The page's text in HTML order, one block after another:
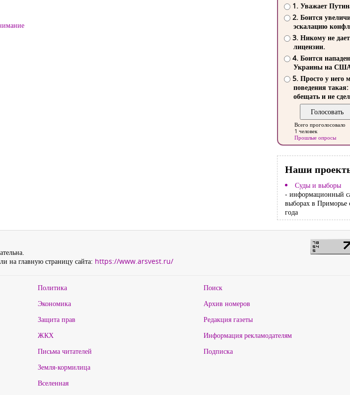
1. Уважает
2. Боится
эскалацию
3. Никому не
лицензии.
4. Боится
Украины на
5. Просто у него
поведения такая:
обещать и не
Всего проголосовало
1 человек
Прошлые опросы
Наши
Суды и выборы
- информационный
выборах в Приморье
года
на главную страницу сайта: https://www.arsvest.ru/
Политика
Экономика
Защита прав
ЖКХ
Письма читателей
Земля-кормилица
Вселенная
Поиск
Архив номеров
Редакция газеты
Информация рекламодателям
Подписка